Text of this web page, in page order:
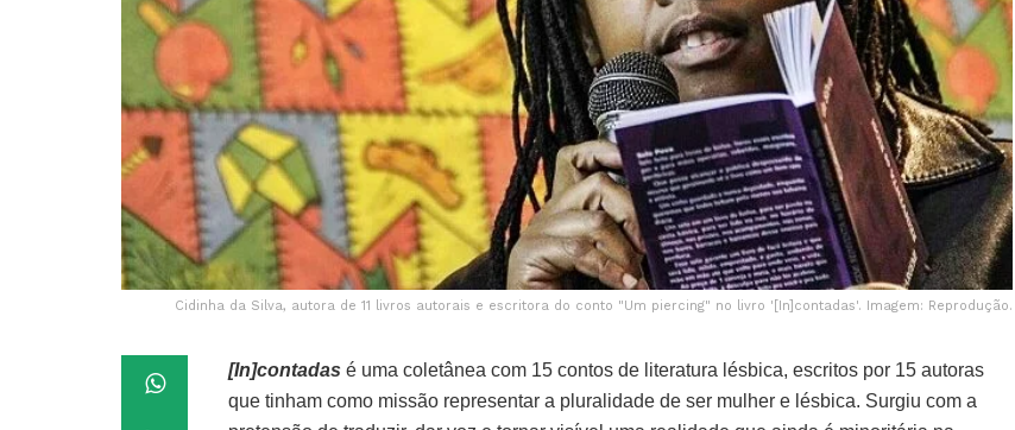
Cidinha da Silva, autora de 11 livros autorais e escritora do conto "Um piercing" no livro '[In]contadas'. Imagem: Reprodução.
[In]contadas é uma coletânea com 15 contos de literatura lésbica, escritos por 15 autoras
que tinham como missão representar a pluralidade de ser mulher e lésbica. Surgiu com a